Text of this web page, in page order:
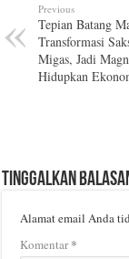
Previous
Tepian Batang
Transformasi
Migas, Jadi
Hidupkan
Tinggalkan
Alamat email Anda
Komentar*